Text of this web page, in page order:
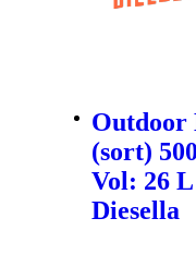
(sort)
Vol: 26
Diesella